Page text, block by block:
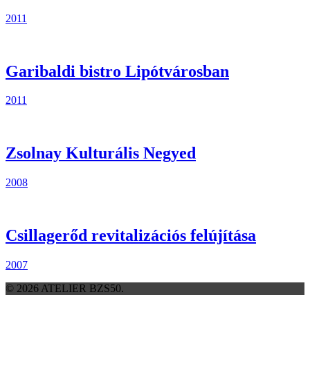
2011
Garibaldi bistro Lipótvárosban
2011
Zsolnay Kulturális Negyed
2008
Csillagerőd revitalizációs felújítása
2007
© 2026 ATELIER BZS50.